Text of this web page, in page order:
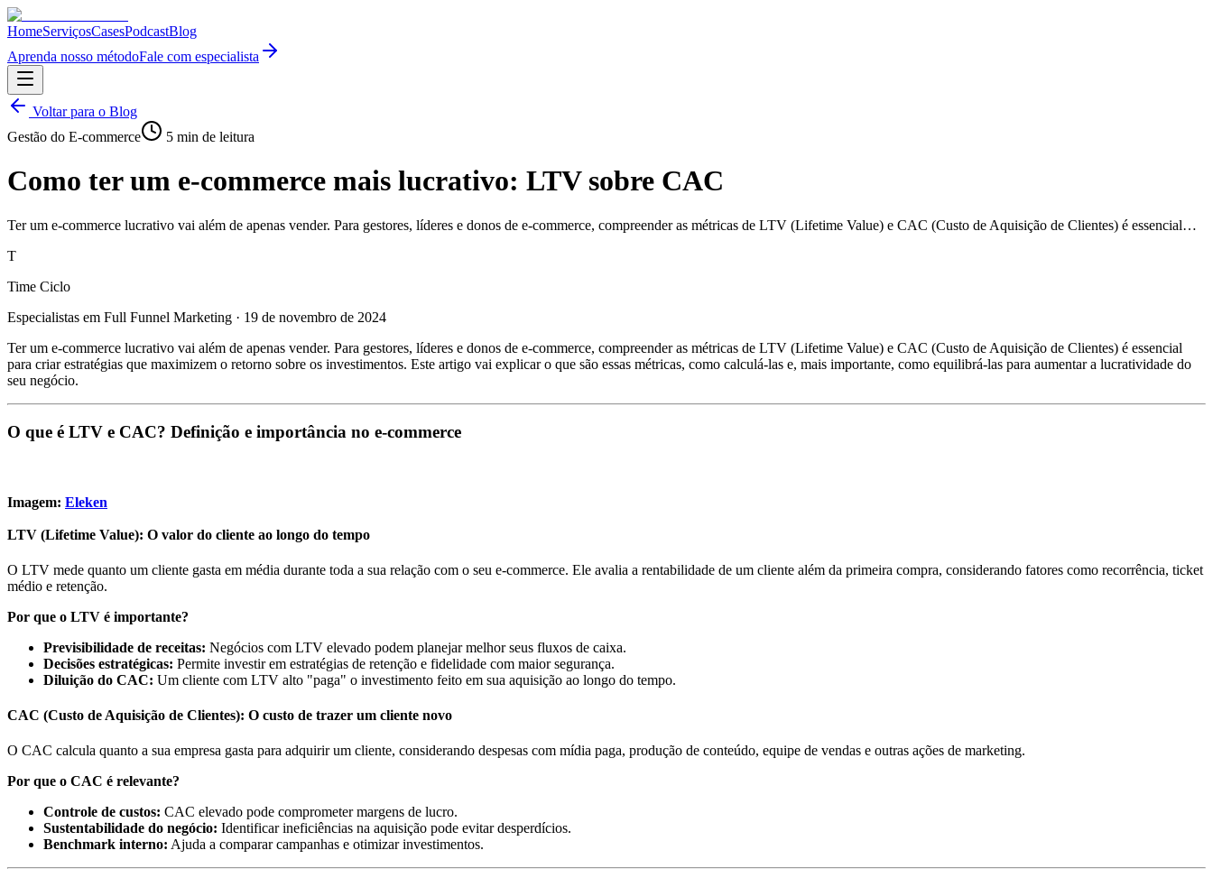
HomeServiçosCasesPodcastBlog
Aprenda nosso métodoFale com especialista
Voltar para o Blog
Gestão do E-commerce
5 min de leitura
Como ter um e-commerce mais lucrativo: LTV sobre CAC
Ter um e-commerce lucrativo vai além de apenas vender. Para gestores, líderes e donos de e-commerce, compreender as métricas de LTV (Lifetime Value) e CAC (Custo de Aquisição de Clientes) é essencial…
T
Time Ciclo
Especialistas em Full Funnel Marketing · 19 de novembro de 2024
Ter um e-commerce lucrativo vai além de apenas vender. Para gestores, líderes e donos de e-commerce, compreender as métricas de LTV (Lifetime Value) e CAC (Custo de Aquisição de Clientes) é essencial
para criar estratégias que maximizem o retorno sobre os investimentos. Este artigo vai explicar o que são essas métricas, como calculá-las e, mais importante, como equilibrá-las para aumentar a lucratividade do
seu negócio.
O que é LTV e CAC? Definição e importância no e-commerce
Imagem: Eleken
LTV (Lifetime Value): O valor do cliente ao longo do tempo
O LTV mede quanto um cliente gasta em média durante toda a sua relação com o seu e-commerce. Ele avalia a rentabilidade de um cliente além da primeira compra, considerando fatores como recorrência, ticket
médio e retenção.
Por que o LTV é importante?
Previsibilidade de receitas: Negócios com LTV elevado podem planejar melhor seus fluxos de caixa.
Decisões estratégicas: Permite investir em estratégias de retenção e fidelidade com maior segurança.
Diluição do CAC: Um cliente com LTV alto "paga" o investimento feito em sua aquisição ao longo do tempo.
CAC (Custo de Aquisição de Clientes): O custo de trazer um cliente novo
O CAC calcula quanto a sua empresa gasta para adquirir um cliente, considerando despesas com mídia paga, produção de conteúdo, equipe de vendas e outras ações de marketing.
Por que o CAC é relevante?
Controle de custos: CAC elevado pode comprometer margens de lucro.
Sustentabilidade do negócio: Identificar ineficiências na aquisição pode evitar desperdícios.
Benchmark interno: Ajuda a comparar campanhas e otimizar investimentos.